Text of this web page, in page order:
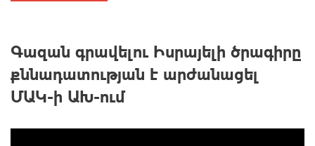
Գազան գրավելու Իսրայելի ծրագիրը
քննադատության է արժանացել
ՄԱԿ-ի ԱԽ-ում